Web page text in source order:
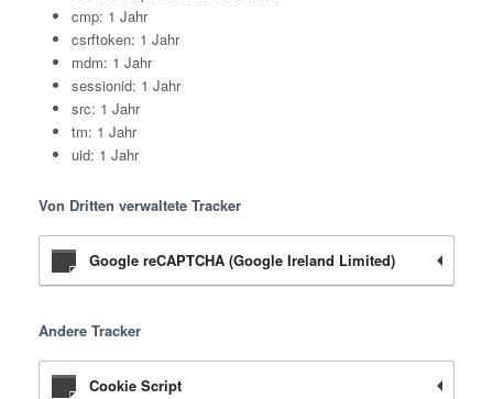
cmp: 1 Jahr
csrftoken: 1 Jahr
mdm: 1 Jahr
sessionid: 1 Jahr
src: 1 Jahr
tm: 1 Jahr
uid: 1 Jahr
Von Dritten verwaltete Tracker
Google reCAPTCHA (Google Ireland Limited)
Andere Tracker
Cookie Script